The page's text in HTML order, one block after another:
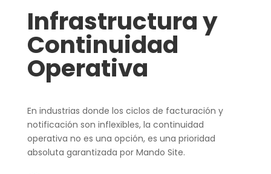
Infrastructura y
Continuidad
Operativa
En industrias donde los ciclos de facturación y
notificación son inflexibles, la continuidad
operativa no es una opción, es una prioridad
absoluta garantizada por Mando Site.